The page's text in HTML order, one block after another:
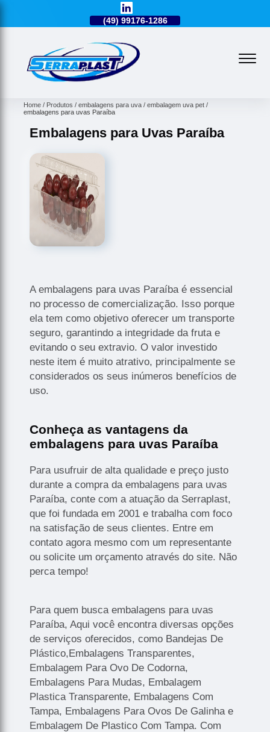
(49)99176-1286
Home Produtos embalagens para uva
embalagem uva pet
embalagens para uvas Paraíba
Embalagens para Uvas Paraíba
A embalagens para uvas Paraíba é essencial
no processo de comercialização. Isso porque
ela tem como objetivo oferecer um transporte
seguro, garantindo a integridade da fruta e
evitando o seu extravio. O valor investido
neste item é muito atrativo, principalmente se
considerados os seus inúmeros benefícios de
uso.
Conheça as vantagens da
embalagens para uvas Paraíba
Para usufruir de alta qualidade e preço justo
durante a compra da embalagens para uvas
Paraíba, conte com a atuação da Serraplast,
que foi fundada em 2001 e trabalha com foco
na satisfação de seus clientes. Entre em
contato agora mesmo com um representante
ou solicite um orçamento através do site. Não
perca tempo!
Para quem busca embalagens para uvas
Paraíba, Aqui você encontra diversas opções
de serviços oferecidos, como Bandejas De
Plástico,Embalagens Transparentes,
Embalagem Para Ovo De Codorna,
Embalagens Para Mudas, Embalagem
Plastica Transparente, Embalagens Com
Tampa, Embalagens Para Ovos De Galinha e
Embalagem De Plastico Com Tampa. Com